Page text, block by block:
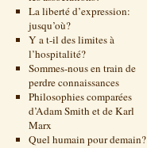
La liberté d’expression:
jusqu’où?
Y a t-il des limites à
l’hospitalité?
Sommes-nous en train de
perdre connaissances
Philosophies comparées
d’Adam Smith et de Karl
Marx
Quel humain pour demain?